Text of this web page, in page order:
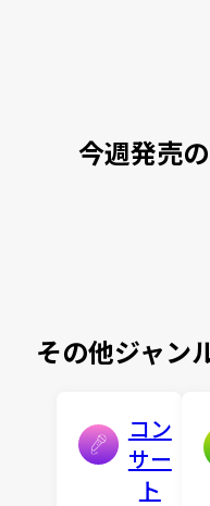
今週発売
その他ジャン
コン
サー
ト